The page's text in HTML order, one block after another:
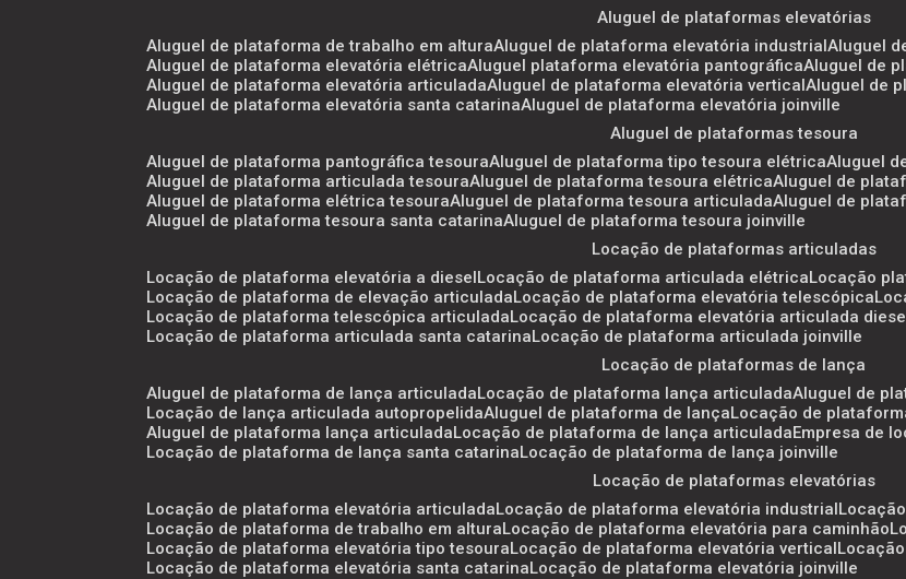
aluguel de plataformas elevatórias
aluguel de plataforma de trabalho em altura aluguel de plataforma elevatória industrial aluguel
aluguel de plataforma elevatória elétrica aluguel plataforma elevatória pantográfica aluguel de
aluguel de plataforma elevatória articulada aluguel de plataforma elevatória vertical aluguel de
aluguel de plataforma elevatória santa catarina aluguel de plataforma elevatória joinville
aluguel de plataformas tesoura
aluguel de plataforma pantográfica tesoura aluguel de plataforma tipo tesoura elétrica aluguel
aluguel de plataforma articulada tesoura aluguel de plataforma tesoura elétrica aluguel de
aluguel de plataforma elétrica tesoura aluguel de plataforma tesoura articulada aluguel de
aluguel de plataforma tesoura santa catarina aluguel de plataforma tesoura joinville
locação de plataformas articuladas
locação de plataforma elevatória a diesel locação de plataforma articulada elétrica locação
locação de plataforma de elevação articulada locação de plataforma elevatória telescópica
locação de plataforma telescópica articulada locação de plataforma elevatória articulada
locação de plataforma articulada santa catarina locação de plataforma articulada joinville
locação de plataformas de lança
aluguel de plataforma de lança articulada locação de plataforma lança articulada aluguel de
locação de lança articulada autopropelida aluguel de plataforma de lança locação de
aluguel de plataforma lança articulada locação de plataforma de lança articulada empresa de
locação de plataforma de lança santa catarina locação de plataforma de lança joinville
locação de plataformas elevatórias
locação de plataforma elevatória articulada locação de plataforma elevatória industrial
locação de plataforma de trabalho em altura locação de plataforma elevatória para caminhão
locação de plataforma elevatória tipo tesoura locação de plataforma elevatória vertical
locação de plataforma elevatória santa catarina locação de plataforma elevatória joinville